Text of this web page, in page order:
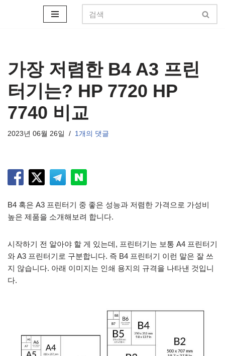
로
건
너
기
가장 저렴한 B4 A3 프린
터기는? HP 7720 HP
7740 비교
2023년 06월 26일 1개의 댓글
B4 혹은 A3 프린터기 중 좋은 성능과 저렴한 가격으로 가성비
높은 제품을 소개해보려 합니다.
시작하기 전 알아야 할 게 있는데, 프린터기는 보통 A4 프린터기
와 A3 프린터기로 구분합니다. 즉 B4 프린터기 이런 말은 잘 쓰
지 않습니다. 아래 이미지는 인쇄 용지의 규격을 나타낸 것입니
다.